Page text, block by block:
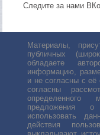
Следите за нами
Материалы,
публичных
обладаете
информацию,
и не согласны с
согласны
предложения о
использовать
действия
выкладывают